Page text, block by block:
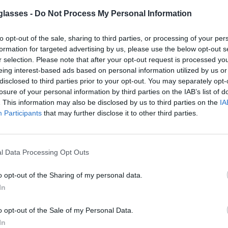
- Do Not Process My Personal Information
opt-out of the sale, sharing to third parties, or processing of your
for targeted advertising by us, please use the below opt-out
selection. Please note that after your opt-out request is processed
interest-based ads based on personal information utilized by us
to third parties prior to your opt-out. You may separately
of your personal information by third parties on the IAB’s list of
This information may also be disclosed by us to third parties on the
Participants that may further disclose it to other third parties.
Data Processing Opt Outs
opt-out of the Sharing of my personal data.
opt-out of the Sale of my Personal Data.
UV400. Grises .
perfecto.